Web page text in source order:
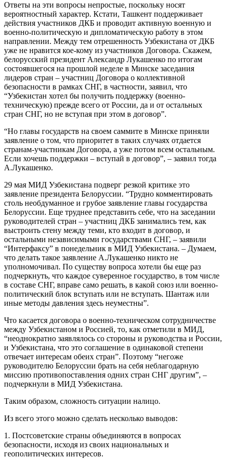
Ответы на эти вопросы непростые, поскольку носят
вероятностный характер. Кстати, Ташкент поддерживает
действия участников ДКБ и проводит активную военную и
военно-политическую и дипломатическую работу в этом
направлении. Между тем отрешенность Узбекистана от ДКБ
уже не нравится кое-кому из участников Договора. Скажем,
белорусский президент Александр Лукашенко по итогам
состоявшегося на прошлой неделе в Минске заседания
лидеров стран – участниц Договора о коллективной
безопасности в рамках СНГ, в частности, заявил, что
“Узбекистан хотел бы получить поддержку (военно-
техническую) прежде всего от России, да и от остальных
стран СНГ, но не вступая при этом в договор”.
“Но главы государств на своем саммите в Минске приняли
заявление о том, что приоритет в таких случаях отдается
странам-участникам Договора, а уже потом всем остальным.
Если хочешь поддержки – вступай в договор”, – заявил тогда
А.Лукашенко.
29 мая МИД Узбекистана подверг резкой критике это
заявление президента Белоруссии. “Трудно комментировать
столь необдуманное и грубое заявление главы государства
Белоруссии. Еще труднее представить себе, что на заседании
руководителей стран – участниц ДКБ занимались тем, как
выстроить стену между теми, кто входит в договор, и
остальными независимыми государствами СНГ, – заявили
“Интерфаксу” в понедельник в МИД Узбекистана. – Думаем,
что делать такое заявление А.Лукашенко никто не
уполномочивал. По существу вопроса хотели бы еще раз
подчеркнуть, что каждое суверенное государство, в том числе
в составе СНГ, вправе само решать, в какой союз или военно-
политический блок вступать или не вступать. Шантаж или
иные методы давления здесь неуместны”.
Что касается договора о военно-техническом сотрудничестве
между Узбекистаном и Россией, то, как отметили в МИД,
“неоднократно заявлялось со стороны и руководства и России,
и Узбекистана, что это соглашение в одинаковой степени
отвечает интересам обеих стран”. Поэтому “негоже
руководителю Белоруссии брать на себя неблагодарную
миссию противопоставления одних стран СНГ другим”, –
подчеркнули в МИД Узбекистана.
Таким образом, сложность ситуации налицо.
Из всего этого можно сделать несколько выводов:
1. Постсоветские страны объединяются в вопросах
безопасности, исходя из своих национальных и
геополитических интересов.